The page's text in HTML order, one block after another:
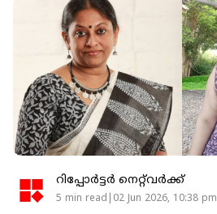
റിപ്പോർട്ടർ നെറ്റ്‌വര്‍ക്ക്‌
5 min read|02 Jun 2026, 10:38 pm